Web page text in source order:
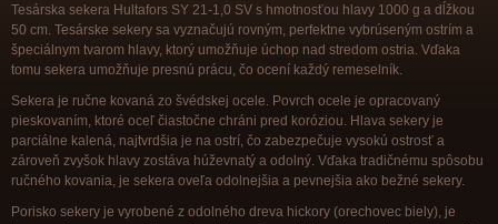
Tesárska sekera Hultafors SY 21-1,0 SV s hmotnosťou hlavy 1000 g a dĺžkou
50 cm. Tesárske sekery sa vyznačujú rovným, perfektne vybrúseným ostrím a
špeciálnym tvarom hlavy, ktorý umožňuje úchop nad stredom ostria. Vďaka
tomu sekera umožňuje presnú prácu, čo ocení každý remeselník.
Sekera je ručne kovaná zo švédskej ocele. Povrch ocele je opracovaný
pieskovaním, ktoré oceľ čiastočne chráni pred koróziou. Hlava sekery je
parciálne kalená, najtvrdšia je na ostrí, čo zabezpečuje vysokú ostrosť a
zároveň zvyšok hlavy zostáva húževnatý a odolný. Vďaka tradičnému spôsobu
ručného kovania, je sekera oveľa odolnejšia a pevnejšia ako bežné sekery.
Porisko sekery je vyrobené z odolného dreva hickory (orechovec biely), je